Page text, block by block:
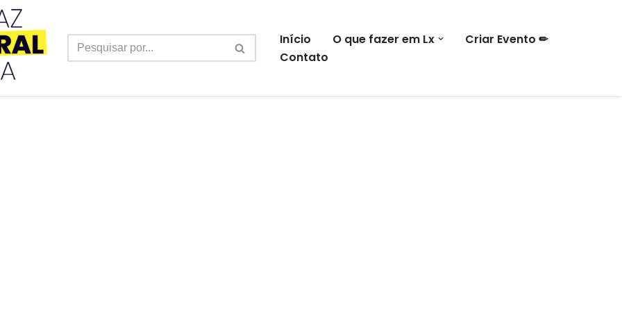
Início O que fazer em Lx
Criar Evento ✏
Contato